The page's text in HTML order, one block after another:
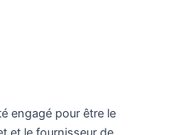
engagé pour être le